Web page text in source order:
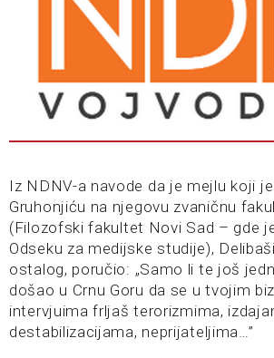
Iz NDNV-a navode da je mejlu koji
Gruhonjiću na njegovu zvaničnu
(Filozofski fakultet Novi Sad – gde
Odseku za medijske studije),
ostalog, poručio: „Samo li te još
došao u Crnu Goru da se u tvojim
intervjuima frljaš terorizmima,
destabilizacijama, neprijateljima…”